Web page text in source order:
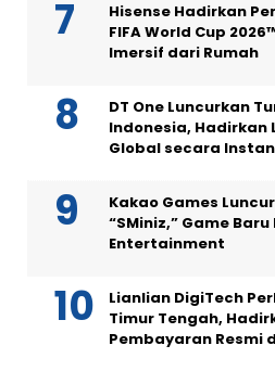
Hisense Hadirkan
FIFA World Cup
Imersif dari Rumah
DT One Luncurkan
Indonesia, Hadirkan
Global secara
Kakao Games
“SMiniz,” Game Baru
Entertainment
Lianlian DigiTech
Timur Tengah,
Pembayaran Resmi